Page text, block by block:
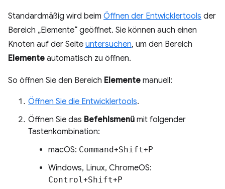
Standardmäßig wird beim Öffnen der Entwicklertools der
Bereich „Elemente“ geöffnet. Sie können auch einen
Knoten auf der Seite untersuchen, um den Bereich
Elemente automatisch zu öffnen.
So öffnen Sie den Bereich Elemente manuell:
Öffnen Sie die Entwicklertools.
Öffnen Sie das Befehlsmenü mit folgender
Tastenkombination:
macOS: Command+Shift+P
Windows, Linux, ChromeOS:
Control+Shift+P